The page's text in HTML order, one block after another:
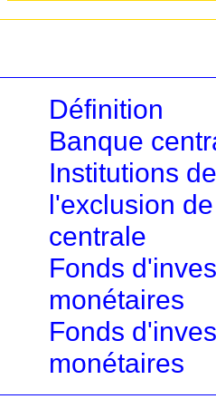
Définition
Banque
Institutions
l'exclusion
centrale
Fonds
monétaires
Fonds
monétaires